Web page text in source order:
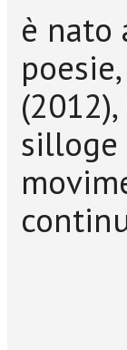
è nato
silloge